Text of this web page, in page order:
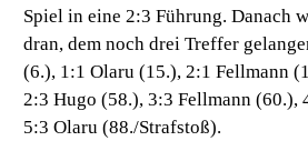
Spiel in eine 2:3 Führung. Danach
dran, dem noch drei Treffer
(6.), 1:1 Olaru (15.), 2:1 Fellmann
2:3 Hugo (58.), 3:3 Fellmann (60.),
5:3 Olaru (88./Strafstoß).